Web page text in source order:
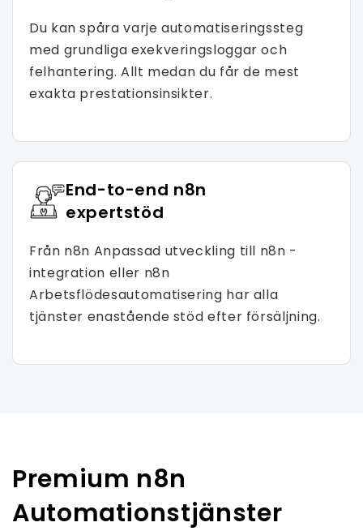
Du kan spåra varje automatiseringssteg
med grundliga exekveringsloggar och
felhantering. Allt medan du får de mest
exakta prestationsinsikter.
End-to-end n8n
expertstöd
Från n8n Anpassad utveckling till n8n -
integration eller n8n
Arbetsflödesautomatisering har alla
tjänster enastående stöd efter försäljning.
Premium n8n
Automationstjänster